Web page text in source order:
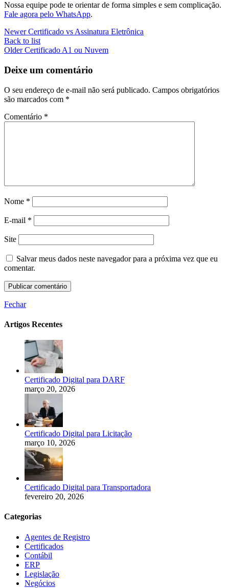
Nossa equipe pode te orientar de forma simples e sem complicação.
Fale agora pelo WhatsApp.
Newer Certificado vs Assinatura Eletrônica
Back to list
Older Certificado A1 ou Nuvem
Deixe um comentário
O seu endereço de e-mail não será publicado. Campos obrigatórios
são marcados com *
Comentário *
Nome *
E-mail *
Site
Salvar meus dados neste navegador para a próxima vez que eu
comentar.
Fechar
Artigos Recentes
Certificado Digital para DARF
março 20, 2026
Certificado Digital para Licitação
março 10, 2026
Certificado Digital para Transportadora
fevereiro 20, 2026
Categorias
Agentes de Registro
Certificados
Contábil
ERP
Legislação
Negócios